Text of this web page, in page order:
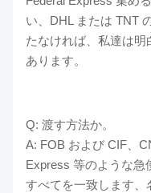
い、DHL または TNT
たなければ、私達は
あります。
Q: 渡す方法か。
A: FOB および CIF、
Express 等のような急
すべてを一致します、